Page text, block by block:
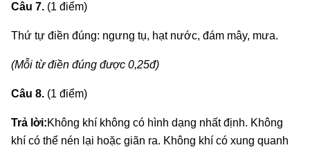
Câu 7. (1 điểm)
Thứ tự điền đúng: ngưng tụ, hạt nước, đám mây, mưa.
(Mỗi từ điền đúng được 0,25đ)
Câu 8. (1 điểm)
Trả lời:Không khí không có hình dạng nhất định. Không
khí có thể nén lại hoặc giãn ra. Không khí có xung quanh